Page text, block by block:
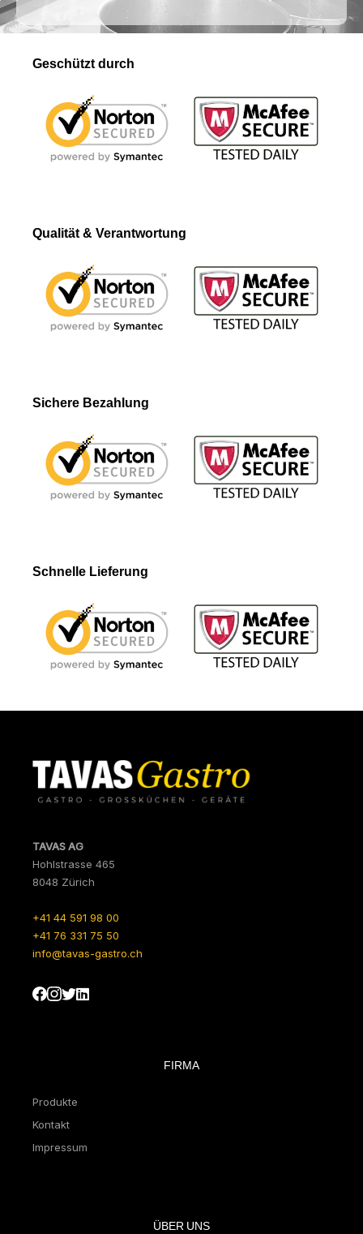
Geschützt durch
Qualität & Verantwortung
Sichere Bezahlung
Schnelle Lieferung
TAVAS AG
Hohlstrasse 465
8048 Zürich
+41 44 591 98 00
+41 76 331 75 50
info@tavas-gastro.ch
FIRMA
Produkte
Kontakt
Impressum
ÜBER UNS